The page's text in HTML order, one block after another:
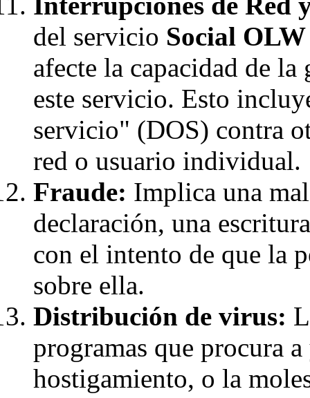
del servicio Social OLW
afecte la capacidad de
este servicio. Esto
servicio" (DOS) contra
red o usuario individual.
Fraude: Implica una
declaración, una
con el intento de que la
sobre ella.
Distribución de virus:
programas que procura
hostigamiento, o la